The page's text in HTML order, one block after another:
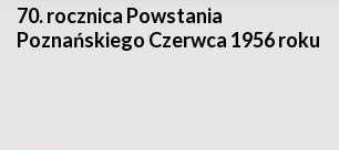
70. rocznica Powstania
Poznańskiego Czerwca 1956 roku